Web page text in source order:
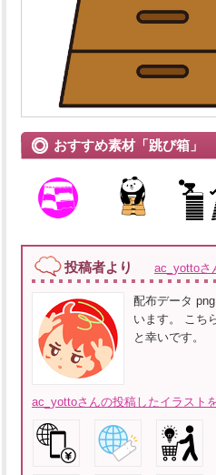
おすすめ素材「跳び箱」
投稿者より ac_yottoさ
配布データ
います。 こち
と幸いです。
ac_yottoさんの投稿したイラスト